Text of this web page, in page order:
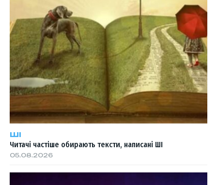
ШІ
Читачі частіше обирають тексти, написані ШІ
05.08.2026